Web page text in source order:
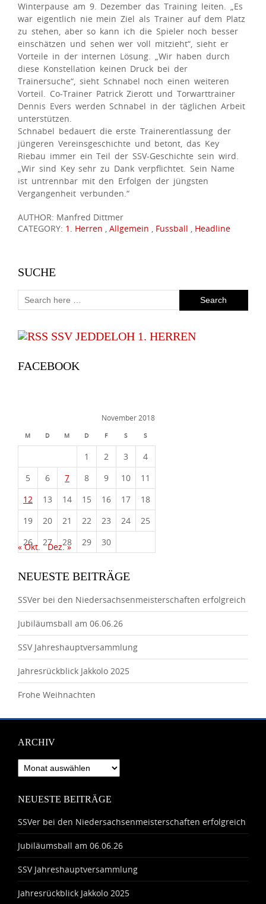
Winterpause am 9. Dezember das Training leiten. „Es
war eigentlich nie mein Ziel als Trainer auf dem Platz
zu stehen, aber so kann ich die Spieler noch besser
einschätzen und sehen wer voll mitzieht“, sieht er
Vorteile in der internen Lösung. „Wir haben durch
diese Konstellation keinen Druck bei der
Trainersuche“, sieht Schnabel noch einen weiteren
Vorteil. Co-Trainer Patrick Zierott und Torwarttrainer
Dennis Evers werden Schnabel in der täglichen Arbeit
unterstützen.
Schnabel bedauert die erste Trainerentlassung der
jüngeren Vereinsgeschichte und betont, das Key
Riebau immer ein Teil der SSV-Geschichte sein wird.
„Wir sind Key sehr zu Dank verpflichtet. Sein Name
ist untrennbar mit den Erfolgen der jüngsten
Vergangenheit verbunden.“
AUTHOR: Manfred Dittmer
CATEGORY: 1. Herren , Allgemein , Fussball , Headline
SUCHE
SSV JEDDELOH 1. HERREN
FACEBOOK
November 2018
M D M D F S S
1 2 3
4
5
6 7 8 9 10
11
12
13 14 15 16 17
18
19
20 21 22 23 24
25
26
27 28 29 30
« Okt. Dez. »
NEUESTE BEITRÄGE
SSVer bei den Niedersachsenmeisterschaften erfolgreich
Jubiläumsball am 06.06.26
SSV Jahreshauptversammlung
Jahresrückblick Jakkolo 2025
Frohe Weihnachten
ARCHIV
Archiv
NEUESTE BEITRÄGE
SSVer bei den Niedersachsenmeisterschaften erfolgreich
Jubiläumsball am 06.06.26
SSV Jahreshauptversammlung
Jahresrückblick Jakkolo 2025